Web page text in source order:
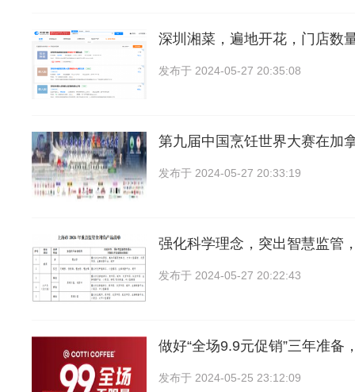
深圳湘菜，遍地开花，门店数
发布于 2024-05-27 20:35:08
第九届中国烹饪世界大赛在加
发布于 2024-05-27 20:33:19
强化科学理念，突出智慧监管
发布于 2024-05-27 20:22:43
做好“全场9.9元促销”三年准备
发布于 2024-05-25 23:12:09